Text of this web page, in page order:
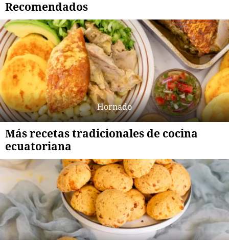
Recomendados
Hornado
Más recetas tradicionales de cocina
ecuatoriana